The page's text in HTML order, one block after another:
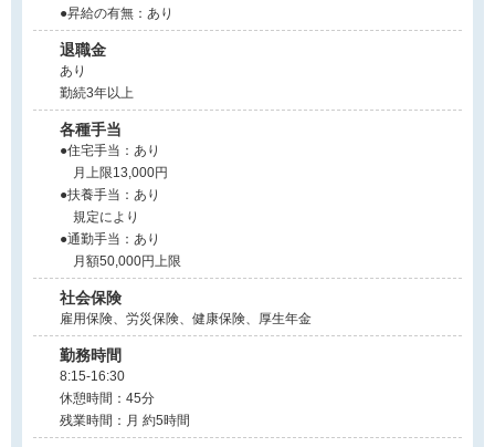
●昇給の有無：あり
退職金
あり
勤続3年以上
各種手当
●住宅手当：あり
月上限13,000円
●扶養手当：あり
規定により
●通勤手当：あり
月額50,000円上限
社会保険
雇用保険、労災保険、健康保険、厚生年金
勤務時間
8:15-16:30
休憩時間：45分
残業時間：月 約5時間